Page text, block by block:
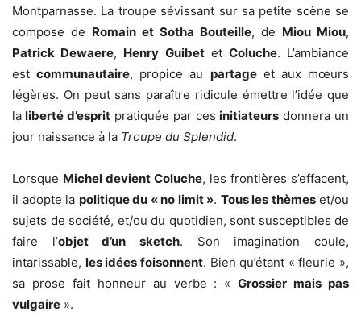
Montparnasse. La troupe sévissant sur sa petite scène se
compose de Romain et Sotha Bouteille, de Miou Miou,
Patrick Dewaere, Henry Guibetet Coluche. L’ambiance
estcommunautaire, propice au partageet aux mœurs
légères. On peut sans paraître ridicule émettre l’idée que
la liberté d’esprit pratiquée par ces initiateurs donnera un
jour naissance à la Troupe du Splendid.
Lorsque Michel devient Coluche, les frontières s’effacent,
il adopte la politique du « no limit ». Tous les thèmeset/ou
sujets de société, et/ou du quotidien, sont susceptibles de
faire l’objet d’un sketch. Son imagination coule,
intarissable, les idées foisonnent. Bien qu’étant « fleurie »,
sa prose fait honneur au verbe : «Grossier mais pas
vulgaire ».